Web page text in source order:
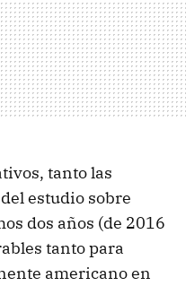
tanto las
estudio sobre
dos años (de 2016
tanto para
americano en